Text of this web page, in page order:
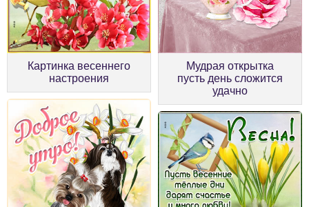
Картинка весеннего
настроения
Мудрая открытка
пусть день сложится
удачно